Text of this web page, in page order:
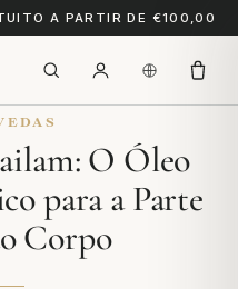
A PARTIR DE €100,00
O Óleo
para a Parte
Corpo